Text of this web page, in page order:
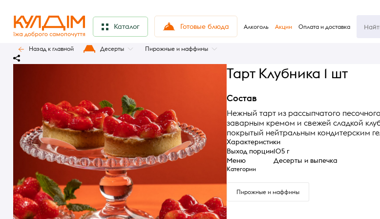
Каталог Готовые блюда Алкоголь Акции Оплата и доставка
Назад к главной Десерты Пирожные и маффины
Тарт Клубника 1 шт
Состав
Нежный тарт из рассыпчатого
заварным кремом и свежей сладкой
покрытый нейтральным кондитерским
Характеристики
Выход порции105 г
Меню
Десерты и выпечка
Категории
Пирожные и маффины